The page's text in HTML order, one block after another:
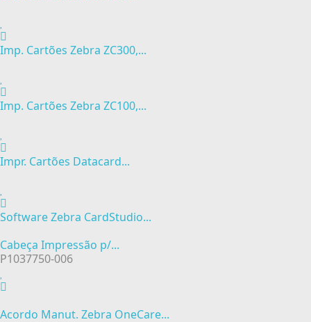
Imp. Cartões Zebra ZC300,...
Imp. Cartões Zebra ZC100,...
Impr. Cartões Datacard...
Software Zebra CardStudio...
Cabeça Impressão p/...
P1037750-006
Acordo Manut. Zebra OneCare...